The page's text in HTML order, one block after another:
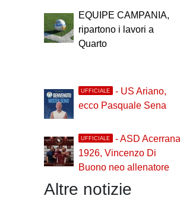
EQUIPE CAMPANIA,
ripartono i lavori a
Quarto
UFFICIALE
- US Ariano,
ecco Pasquale Sena
UFFICIALE
- ASD Acerrana
1926, Vincenzo Di
Buono neo allenatore
Altre notizie